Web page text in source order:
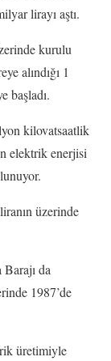
lirayı aştı.
kurulu
alındığı 1
başladı.
kilovatsaatlik
elektrik enerjisi
üzerinde
da
1987’de
üretimiyle